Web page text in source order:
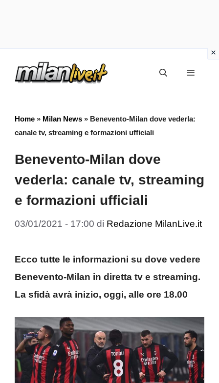
Menu
Home » Milan News » Benevento-Milan dove vederla:
canale tv, streaming e formazioni ufficiali
Benevento-Milan dove
vederla: canale tv, streaming
e formazioni ufficiali
03/01/2021 - 17:00 di Redazione MilanLive.it
Ecco tutte le informazioni su dove vedere
Benevento-Milan in diretta tv e streaming.
La sfidà avrà inizio, oggi, alle ore 18.00